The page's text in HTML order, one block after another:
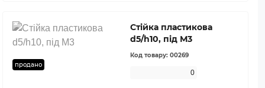
продано
Стійка пластикова
d5/h10, під М3
Код товару: 00269
0